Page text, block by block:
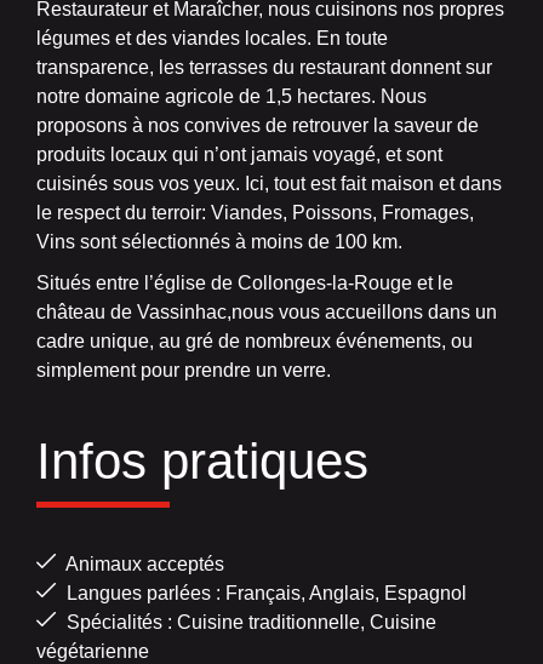
Restaurateur et Maraîcher, nous cuisinons nos propres
légumes et des viandes locales. En toute
transparence, les terrasses du restaurant donnent sur
notre domaine agricole de 1,5 hectares. Nous
proposons à nos convives de retrouver la saveur de
produits locaux qui n’ont jamais voyagé, et sont
cuisinés sous vos yeux. Ici, tout est fait maison et dans
le respect du terroir: Viandes, Poissons, Fromages,
Vins sont sélectionnés à moins de 100 km.
Situés entre l’église de Collonges-la-Rouge et le
château de Vassinhac,nous vous accueillons dans un
cadre unique, au gré de nombreux événements, ou
simplement pour prendre un verre.
Infos pratiques
Animaux acceptés
Langues parlées : Français, Anglais, Espagnol
Spécialités : Cuisine traditionnelle, Cuisine
végétarienne